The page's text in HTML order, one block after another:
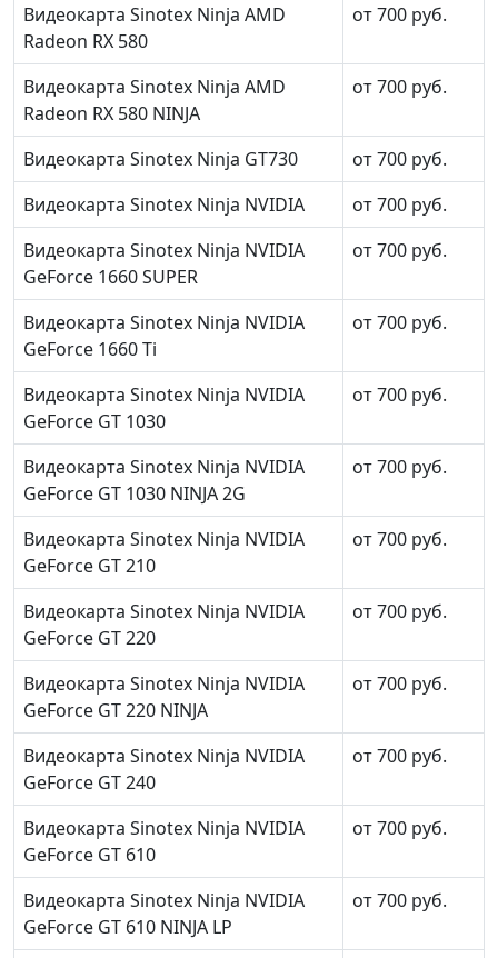
Видеокарта Sinotex Ninja AMD
Radeon RX 580
от 700 руб.
Видеокарта Sinotex Ninja AMD
Radeon RX 580 NINJA
от 700 руб.
Видеокарта Sinotex Ninja GT730
от 700 руб.
Видеокарта Sinotex Ninja NVIDIA
от 700 руб.
Видеокарта Sinotex Ninja NVIDIA
GeForce 1660 SUPER
от 700 руб.
Видеокарта Sinotex Ninja NVIDIA
GeForce 1660 Ti
от 700 руб.
Видеокарта Sinotex Ninja NVIDIA
GeForce GT 1030
от 700 руб.
Видеокарта Sinotex Ninja NVIDIA
GeForce GT 1030 NINJA 2G
от 700 руб.
Видеокарта Sinotex Ninja NVIDIA
GeForce GT 210
от 700 руб.
Видеокарта Sinotex Ninja NVIDIA
GeForce GT 220
от 700 руб.
Видеокарта Sinotex Ninja NVIDIA
GeForce GT 220 NINJA
от 700 руб.
Видеокарта Sinotex Ninja NVIDIA
GeForce GT 240
от 700 руб.
Видеокарта Sinotex Ninja NVIDIA
GeForce GT 610
от 700 руб.
Видеокарта Sinotex Ninja NVIDIA
GeForce GT 610 NINJA LP
от 700 руб.